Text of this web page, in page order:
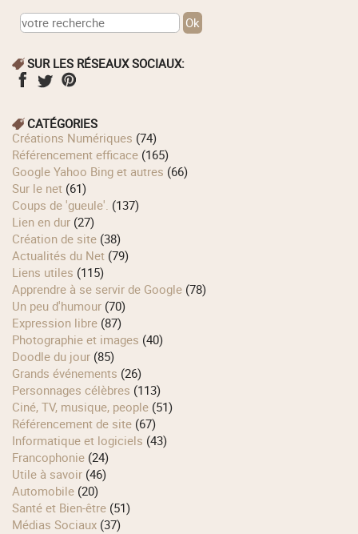
SUR LES RÉSEAUX SOCIAUX:
CATÉGORIES
Créations Numériques (74)
Référencement efficace (165)
Google Yahoo Bing et autres (66)
Sur le net (61)
Coups de 'gueule'. (137)
Lien en dur (27)
Création de site (38)
Actualités du Net (79)
Liens utiles (115)
Apprendre à se servir de Google (78)
Un peu d'humour (70)
Expression libre (87)
Photographie et images (40)
Doodle du jour (85)
Grands événements (26)
Personnages célèbres (113)
Ciné, TV, musique, people (51)
Référencement de site (67)
Informatique et logiciels (43)
Francophonie (24)
Utile à savoir (46)
Automobile (20)
Santé et Bien-être (51)
Médias Sociaux (37)